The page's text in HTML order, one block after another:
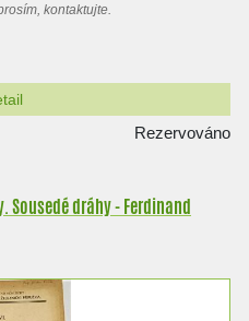
kontaktujte.
Rezervováno
Sousedé dráhy - Ferdinand